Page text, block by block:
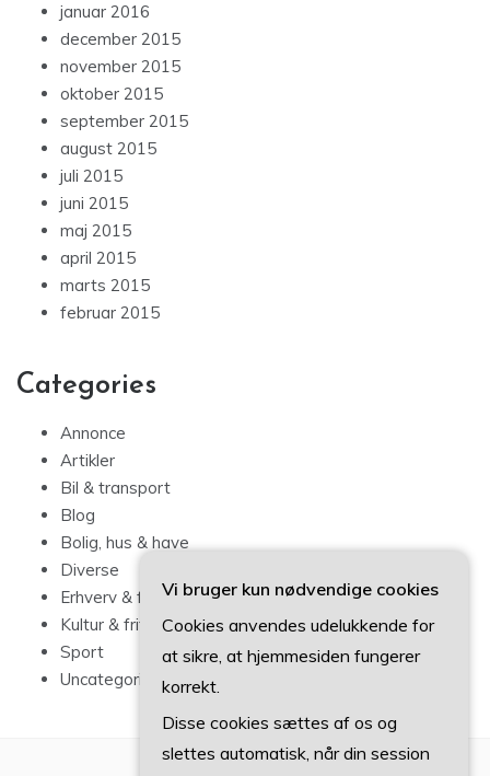
januar 2016
december 2015
november 2015
oktober 2015
september 2015
august 2015
juli 2015
juni 2015
maj 2015
april 2015
marts 2015
februar 2015
Categories
Annonce
Artikler
Bil & transport
Blog
Bolig, hus & have
Diverse
Erhverv & forbrug
Kultur & fritid
Sport
Uncategorized
Vi bruger kun nødvendige cookies
Cookies anvendes udelukkende for
at sikre, at hjemmesiden fungerer
korrekt.
Disse cookies sættes af os og
slettes automatisk, når din session